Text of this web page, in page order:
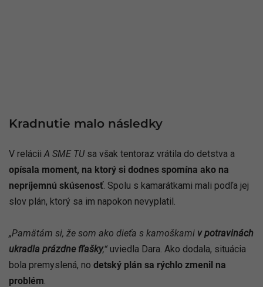
Kradnutie malo následky
V relácii A SME TU sa však tentoraz vrátila do detstva a
opísala moment, na ktorý si dodnes spomína ako na
nepríjemnú skúsenosť. Spolu s kamarátkami mali podľa jej
slov plán, ktorý sa im napokon nevyplatil.
„Pamätám si, že som ako dieťa s kamoškami v potravinách
ukradla prázdne fľašky,“ uviedla Dara. Ako dodala, situácia
bola premyslená, no detský plán sa rýchlo zmenil na
problém.